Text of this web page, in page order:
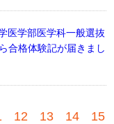
医学部医学科一般選抜
合格体験記が届きまし
12 13 14
15